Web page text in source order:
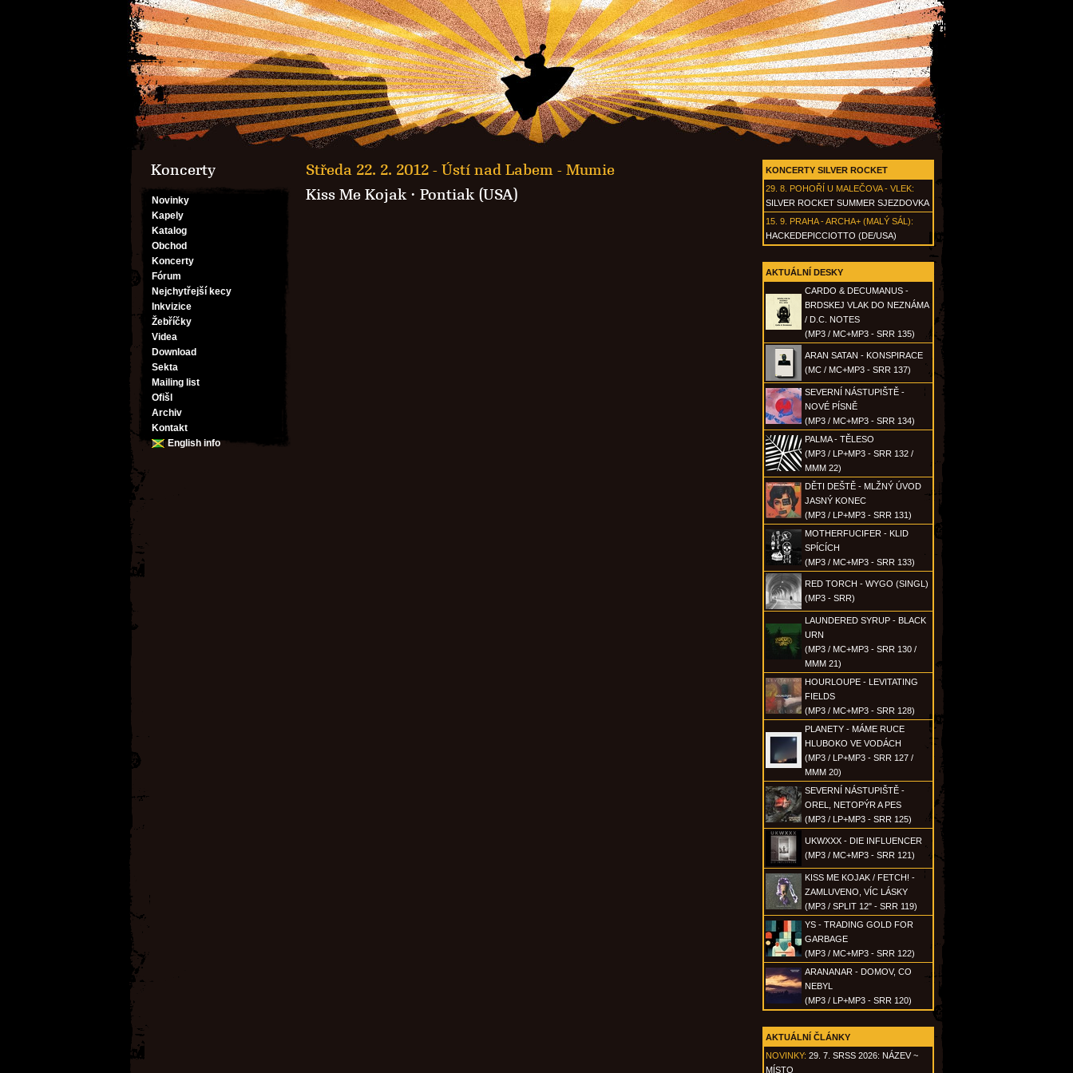
Koncerty
Novinky
Kapely
Katalog
Obchod
Koncerty
Fórum
Nejchytřejší kecy
Inkvizice
Žebříčky
Videa
Download
Sekta
Mailing list
Ofišl
Archiv
Kontakt
English info
KONCERTY SILVER ROCKET
29. 8. POHOŘÍ U MALEČOVA - VLEK:
SILVER ROCKET SUMMER SJEZDOVKA
15. 9. PRAHA - ARCHA+ (MALÝ SÁL):
HACKEDEPICCIOTTO (DE/USA)
AKTUÁLNÍ DESKY
CARDO & DECUMANUS -
BRDSKEJ VLAK DO NEZNÁMA
/ D.C. NOTES
(MP3 / MC+MP3 - SRR 135)
ARAN SATAN - KONSPIRACE
(MC / MC+MP3 - SRR 137)
SEVERNÍ NÁSTUPIŠTĚ -
NOVÉ PÍSNĚ
(MP3 / MC+MP3 - SRR 134)
PALMA - TĚLESO
(MP3 / LP+MP3 - SRR 132 /
MMM 22)
DĚTI DEŠTĚ - MLŽNÝ ÚVOD
JASNÝ KONEC
(MP3 / LP+MP3 - SRR 131)
MOTHERFUCIFER - KLID
SPÍCÍCH
(MP3 / MC+MP3 - SRR 133)
RED TORCH - WYGO (SINGL)
(MP3 - SRR)
LAUNDERED SYRUP - BLACK
URN
(MP3 / MC+MP3 - SRR 130 /
MMM 21)
HOURLOUPE - LEVITATING
FIELDS
(MP3 / MC+MP3 - SRR 128)
PLANETY - MÁME RUCE
HLUBOKO VE VODÁCH
(MP3 / LP+MP3 - SRR 127 /
MMM 20)
SEVERNÍ NÁSTUPIŠTĚ -
OREL, NETOPÝR A PES
(MP3 / LP+MP3 - SRR 125)
UKWXXX - DIE INFLUENCER
(MP3 / MC+MP3 - SRR 121)
KISS ME KOJAK / FETCH! -
ZAMLUVENO, VÍC LÁSKY
(MP3 / SPLIT 12" - SRR 119)
YS - TRADING GOLD FOR
GARBAGE
(MP3 / MC+MP3 - SRR 122)
ARANANAR - DOMOV, CO
NEBYL
(MP3 / LP+MP3 - SRR 120)
AKTUÁLNÍ ČLÁNKY
NOVINKY: 29. 7. SRSS 2026: NÁZEV ~
MÍSTO
Středa 22. 2. 2012 - Ústí nad Labem - Mumie
Kiss Me Kojak· Pontiak (USA)